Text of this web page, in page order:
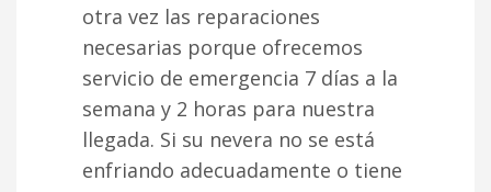
otra vez las reparaciones
necesarias porque ofrecemos
servicio de emergencia 7 días a la
semana y 2 horas para nuestra
llegada. Si su nevera no se está
enfriando adecuadamente o tiene